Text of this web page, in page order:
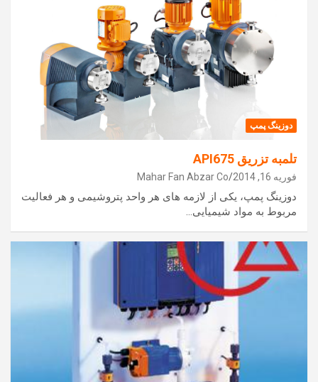
دوزینگ پمپ
تلمبه تزریق API675
فوریه 16, 2014 Mahar Fan Abzar Co
دوزینگ پمپ، یکی از لازمه های هر واحد پتروشیمی و هر فعالیت
مربوط به مواد شیمیایی…